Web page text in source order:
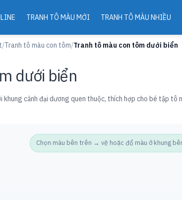
TRANH TÔ MÀU MỚI TRANH TÔ MÀU NHIỀU
/Tranh tô màu con tôm/Tranh tô màu con tôm dưới biển
dưới biển
khung cảnh đại dương quen thuộc, thích hợp cho bé tập tô
Chọn màu bên trên → vẽ hoặc đổ màu ở khung